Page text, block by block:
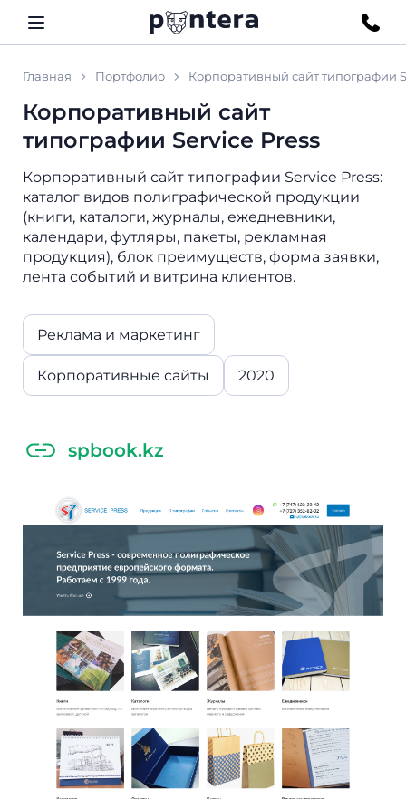
Главная Портфолио Корпоративный сайт типографии
Корпоративный сайт
типографии Service Press
Корпоративный сайт типографии Service Press:
каталог видов полиграфической продукции
(книги, каталоги, журналы, ежедневники,
календари, футляры, пакеты, рекламная
продукция), блок преимуществ, форма заявки,
лента событий и витрина клиентов.
Реклама и маркетинг
Корпоративные сайты 2020
spbook.kz